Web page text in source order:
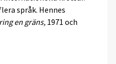
språk. Hennes
en gräns, 1971 och